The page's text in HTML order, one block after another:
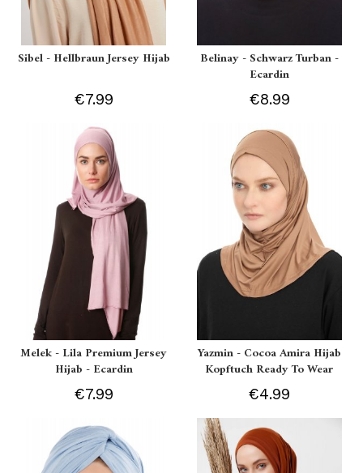
Sibel - Hellbraun Jersey Hijab
€7.99
Belinay - Schwarz Turban -
Ecardin
€8.99
Melek - Lila Premium Jersey
Hijab - Ecardin
€7.99
Yazmin - Cocoa Amira Hijab
Kopftuch Ready To Wear
€4.99